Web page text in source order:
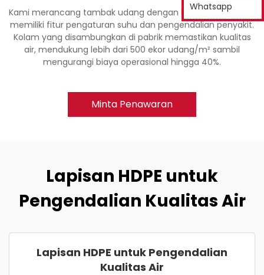
Kami merancang tambak udang dengan lapisan HDPE yang
memiliki fitur pengaturan suhu dan pengendalian penyakit.
Kolam yang disambungkan di pabrik memastikan kualitas
air, mendukung lebih dari 500 ekor udang/m² sambil
mengurangi biaya operasional hingga 40%.
Minta Penawaran
Lapisan HDPE untuk
Pengendalian Kualitas Air
Lapisan HDPE untuk Pengendalian
Kualitas Air
Whatsapp